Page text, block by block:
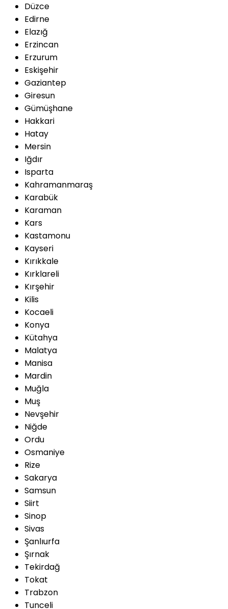
Düzce
Edirne
Elazığ
Erzincan
Erzurum
Eskişehir
Gaziantep
Giresun
Gümüşhane
Hakkari
Hatay
Mersin
Iğdır
Isparta
Kahramanmaraş
Karabük
Karaman
Kars
Kastamonu
Kayseri
Kırıkkale
Kırklareli
Kırşehir
Kilis
Kocaeli
Konya
Kütahya
Malatya
Manisa
Mardin
Muğla
Muş
Nevşehir
Niğde
Ordu
Osmaniye
Rize
Sakarya
Samsun
Siirt
Sinop
Sivas
Şanlıurfa
Şırnak
Tekirdağ
Tokat
Trabzon
Tunceli